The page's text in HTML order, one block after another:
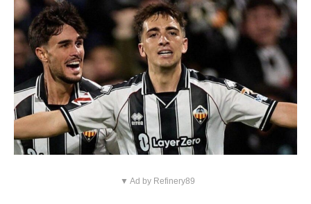
▼ Ad by Refinery89